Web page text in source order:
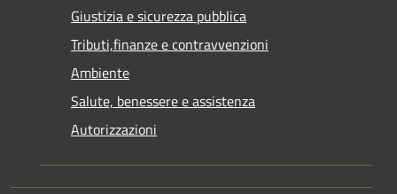
Giustizia e sicurezza pubblica
Tributi,finanze e contravvenzioni
Ambiente
Salute, benessere e assistenza
Autorizzazioni